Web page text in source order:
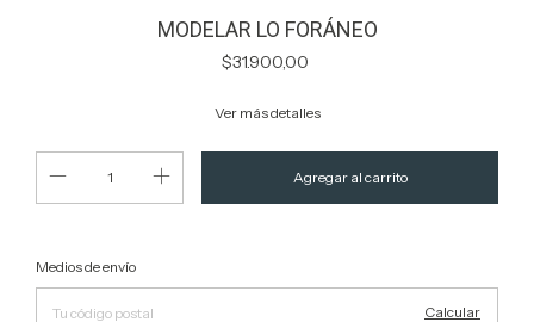
MODELAR LO FORÁNEO
$31.900,00
Ver más detalles
Entregas para el CP:
Medios de envío
Calcular